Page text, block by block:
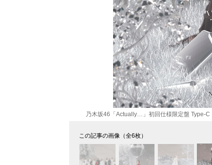
乃木坂46「Actually…」初回仕様限定盤 Type-C
この記事の画像（全6枚）